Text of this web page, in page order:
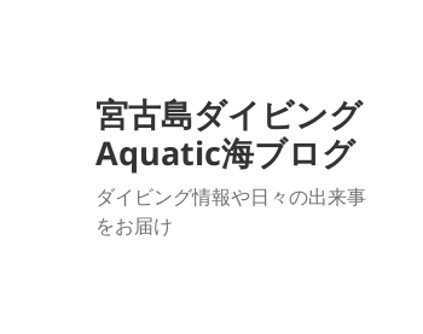
宮古島ダイビング
Aquatic海ブログ
ダイビング情報や日々の出来事
をお届け